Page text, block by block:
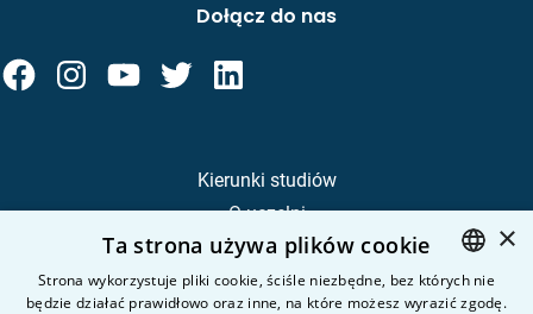
Kierunki studiów
O uczelni
Kandydat
Student
Dołącz do nas
POLISH
×
Ta strona używa plików cookie
Strona wykorzystuje pliki cookie, ściśle niezbędne, bez których nie
będzie działać prawidłowo oraz inne, na które możesz wyrazić zgodę.